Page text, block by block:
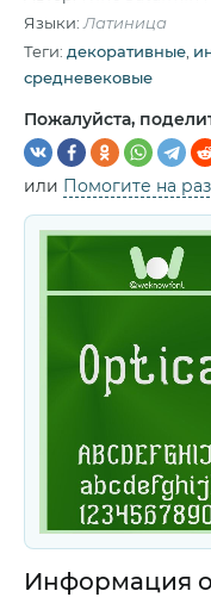
Языки: Латиница
Теги: декоративные
средневековые
Пожалуйста,
или Помогите на
Информация